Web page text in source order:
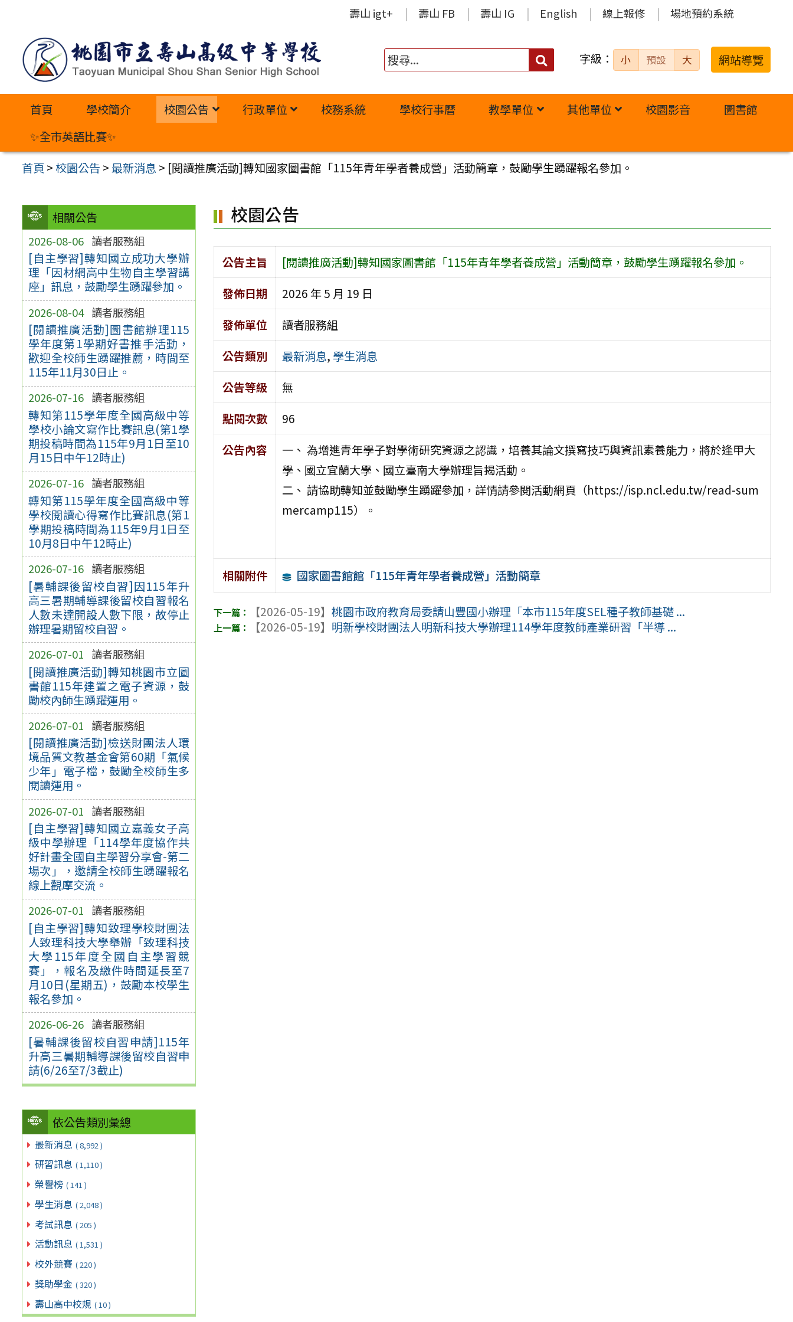
內
壽山 igt+ 壽山 FB 壽山 IG English 線上報修 場地預約系統
搜
字級： 小 預設 大 網站導覽
首頁 學校簡介 校園公告 行政單位 校務系統 學校行事曆 教學單位 其他單位 校園影音
圖書館
✨全市英語比賽✨
首頁 >校園公告 >最新消息 > [閱讀推廣活動]轉知國家圖書館「115年青年學者養成營」活動簡章，鼓勵學生踴躍報名參加。
相關公告
2026-08-06 讀者服務組
[自主學習]轉知國立成功大學辦
理「因材網高中生物自主學習講
座」訊息，鼓勵學生踴躍參加。
2026-08-04 讀者服務組
[閱讀推廣活動]圖書館辦理115
學年度第1學期好書推手活動，
歡迎全校師生踴躍推薦，時間至
115年11月30日止。
2026-07-16 讀者服務組
轉知第115學年度全國高級中等
學校小論文寫作比賽訊息(第1學
期投稿時間為115年9月1日至10
月15日中午12時止)
2026-07-16 讀者服務組
轉知第115學年度全國高級中等
學校閱讀心得寫作比賽訊息(第1
學期投稿時間為115年9月1日至
10月8日中午12時止)
2026-07-16 讀者服務組
[暑輔課後留校自習]因115年升
高三暑期輔導課後留校自習報名
人數未達開設人數下限，故停止
辦理暑期留校自習。
2026-07-01 讀者服務組
[閱讀推廣活動]轉知桃園市立圖
書館115年建置之電子資源，鼓
勵校內師生踴躍運用。
2026-07-01 讀者服務組
[閱讀推廣活動]檢送財團法人環
境品質文教基金會第60期「氣候
少年」電子檔，鼓勵全校師生多
閱讀運用。
2026-07-01 讀者服務組
[自主學習]轉知國立嘉義女子高
級中學辦理「114學年度協作共
好計畫全國自主學習分享會-第二
場次」，邀請全校師生踴躍報名
線上觀摩交流。
2026-07-01 讀者服務組
[自主學習]轉知致理學校財團法
人致理科技大學舉辦「致理科技
大學115年度全國自主學習競
賽」，報名及繳件時間延長至7
月10日(星期五)，鼓勵本校學生
報名參加。
2026-06-26 讀者服務組
[暑輔課後留校自習申請]115年
升高三暑期輔導課後留校自習申
請(6/26至7/3截止)
依公告類別彙總
最新消息 ( 8,992 )
研習訊息 ( 1,110 )
榮譽榜 ( 141 )
學生消息 ( 2,048 )
考試訊息 ( 205 )
活動訊息 ( 1,531 )
校外競賽 ( 220 )
獎助學金 ( 320 )
壽山高中校規 ( 10 )
校園公告
公告主旨
[閱讀推廣活動]轉知國家圖書館「115年青年學者養成營」活動簡章，鼓勵學生踴躍報名參加。
發佈日期
2026 年 5 月 19 日
發佈單位
讀者服務組
公告類別
最新消息, 學生消息
公告等級
無
點閱次數
96
公告內容
一、 為增進青年學子對學術研究資源之認識，培養其論文撰寫技巧與資訊素養能力，將於逢甲大
學、國立宜蘭大學、國立臺南大學辦理旨揭活動。
二、 請協助轉知並鼓勵學生踴躍參加，詳情請參閱活動網頁（https://isp.ncl.edu.tw/read-sum
mercamp115）。
相關附件 國家圖書館館「115年青年學者養成營」活動簡章
【2026-05-19】桃園市政府教育局委請山豐國小辦理「本市115年度SEL種子教師基礎 ...
【2026-05-19】 明新學校財團法人明新科技大學辦理114學年度教師產業研習「半導 ...